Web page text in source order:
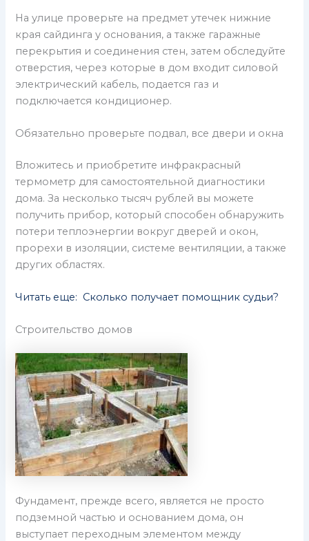
На улице проверьте на предмет утечек нижние
края сайдинга у основания, а также гаражные
перекрытия и соединения стен, затем обследуйте
отверстия, через которые в дом входит силовой
электрический кабель, подается газ и
подключается кондиционер.
Обязательно проверьте подвал, все двери и окна
Вложитесь и приобретите инфракрасный
термометр для самостоятельной диагностики
дома. За несколько тысяч рублей вы можете
получить прибор, который способен обнаружить
потери теплоэнергии вокруг дверей и окон,
прорехи в изоляции, системе вентиляции, а также
других областях.
Читать еще: Сколько получает помощник судьи?
Строительство домов
Фундамент, прежде всего, является не просто
подземной частью и основанием дома, он
выступает переходным элементом между